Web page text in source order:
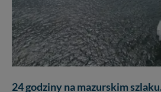
24 godziny na mazurskim